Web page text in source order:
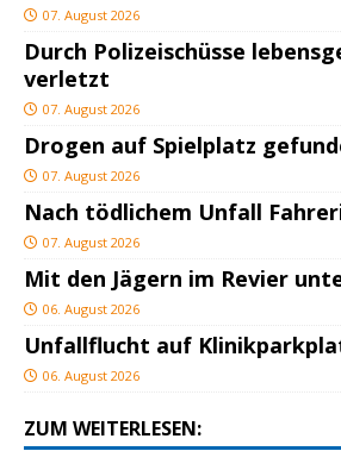
07. August 2026
Durch Polizeischüsse
verletzt
07. August 2026
Drogen auf Spielplatz
07. August 2026
Nach tödlichem Unfall
07. August 2026
Mit den Jägern im Revier
06. August 2026
Unfallflucht auf
06. August 2026
ZUM WEITERLESEN: